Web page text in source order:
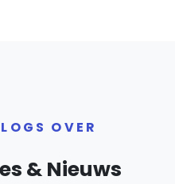
OVER
& Nieuws